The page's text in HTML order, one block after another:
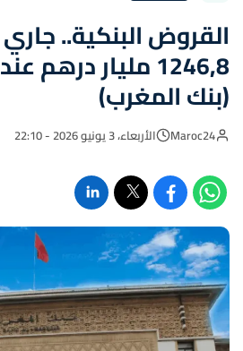
القروض البنكية..
1246,8 مليار
(بنك المغرب)
Maroc24 الأربعاء، 3 يونيو 2026 - 22:10